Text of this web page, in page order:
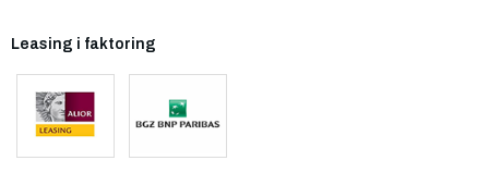
Leasing i faktoring